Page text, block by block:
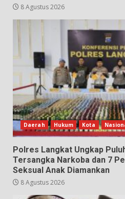
8 Agustus 2026
Daerah Hukum Kota
Polres Langkat Ungkap
Tersangka Narkoba dan 7
Seksual Anak Diamankan
8 Agustus 2026